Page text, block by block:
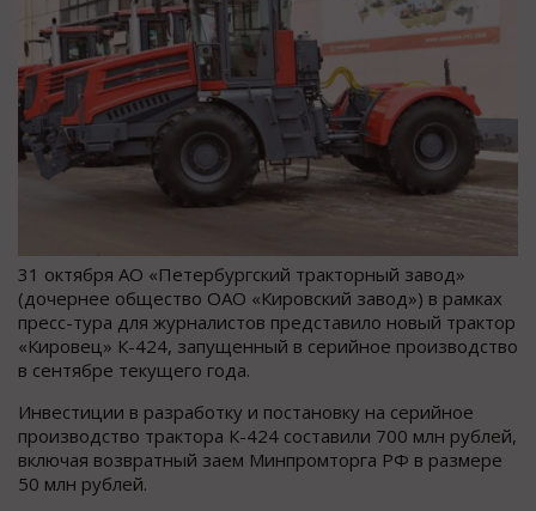
31 октября АО «Петербургский тракторный завод»
(дочернее общество ОАО «Кировский завод») в рамках
пресс-тура для журналистов представило новый трактор
«Кировец» К-424, запущенный в серийное производство
в сентябре текущего года.
Инвестиции в разработку и постановку на серийное
производство трактора К-424 составили 700 млн рублей,
включая возвратный заем Минпромторга РФ в размере
50 млн рублей.